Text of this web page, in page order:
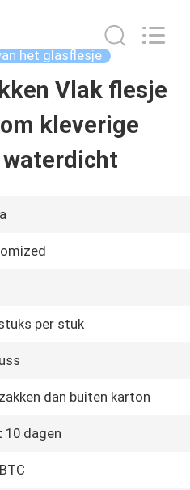
het glasflesje
Vlak flesje
kleverige
per stuk
dan buiten karton
10 dagen